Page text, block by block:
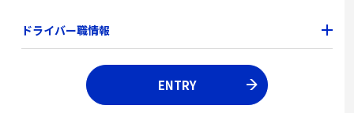
ドライバー職情報
ENTRY